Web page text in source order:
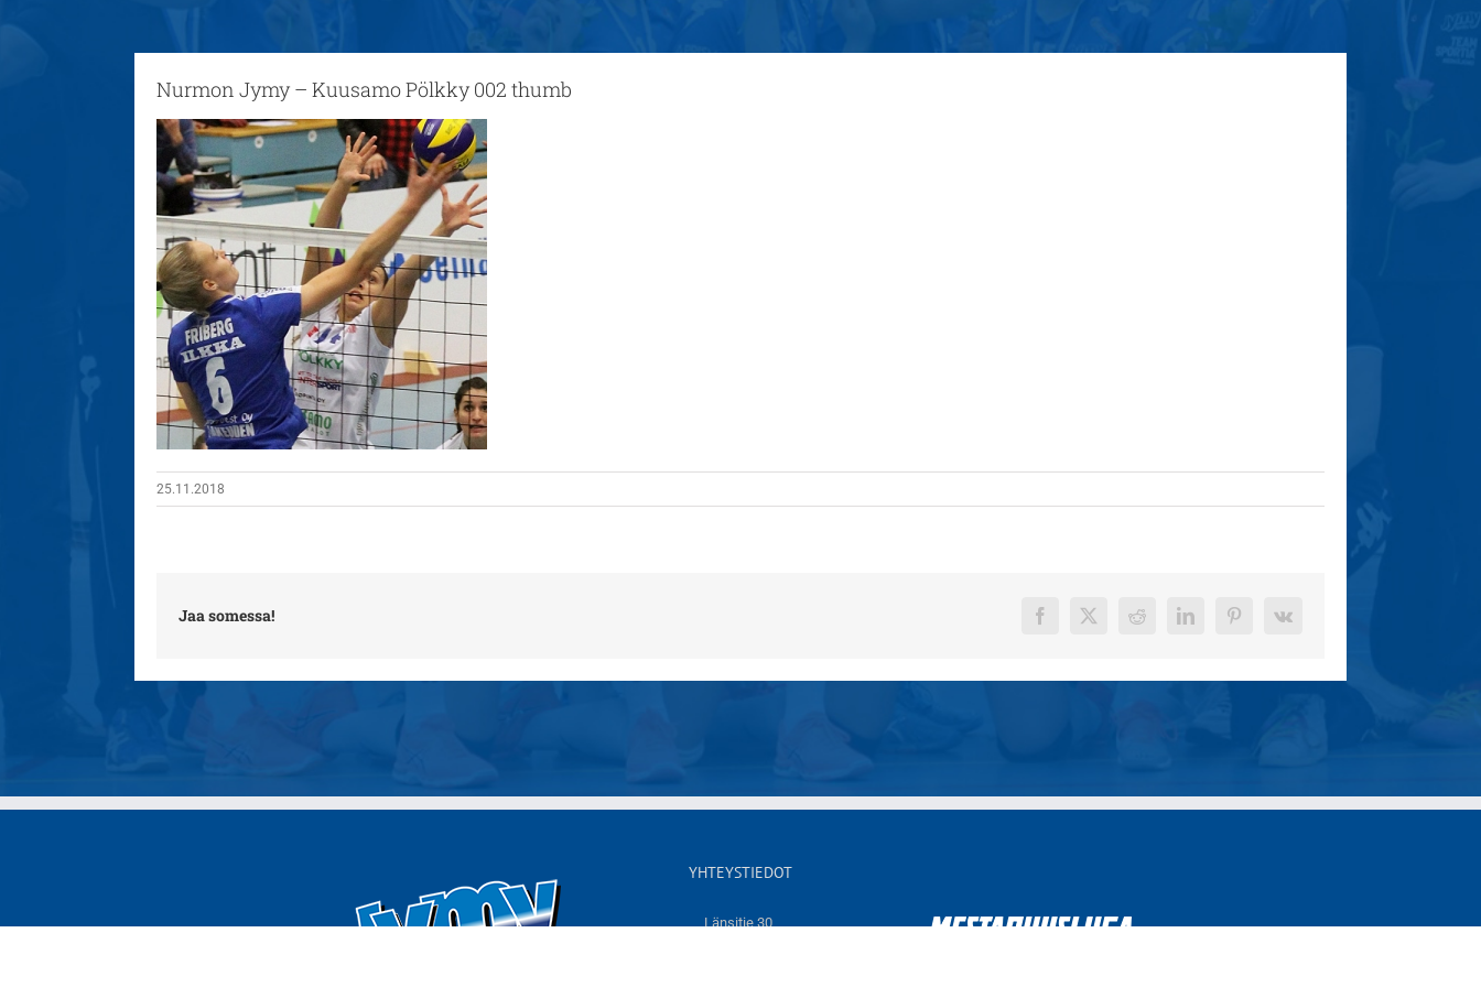
Nurmon Jymy – Kuusamo Pölkky 002 thumb
25.11.2018
Jaa somessa! Facebook
X Reddit LinkedInPinterest
Vk
YHTEYSTIEDOT
Länsitie 30,